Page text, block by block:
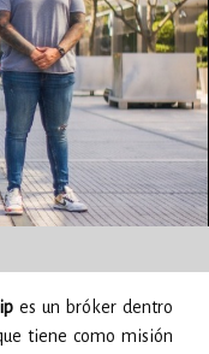
es un bróker dentro
tiene como misión